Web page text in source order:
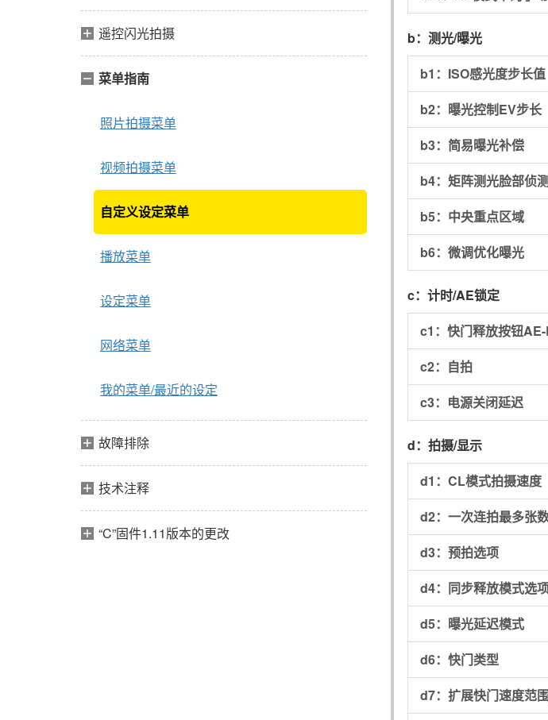
遥控闪光拍摄
菜单指南
照片拍摄菜单
视频拍摄菜单
自定义设定菜单
播放菜单
设定菜单
网络菜单
我的菜单/最近的设定
故障排除
技术注释
“C”固件1.11版本的更改
b： 测光/曝光
b1： ISO感光度步长值
b2： 曝光控制EV步长
b3： 简易曝光补偿
b4： 矩阵测光脸部侦
b5： 中央重点区域
b6： 微调优化曝光
c： 计时/AE锁定
c1： 快门释放按钮
c2： 自拍
c3： 电源关闭延迟
d： 拍摄/显示
d1： CL模式拍摄速度
d2： 一次连拍最多张
d3： 预拍选项
d4： 同步释放模式选
d5： 曝光延迟模式
d6： 快门类型
d7： 扩展快门速度范